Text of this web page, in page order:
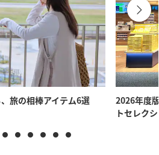
旅の相棒アイテム6選
2026年度
トセレク